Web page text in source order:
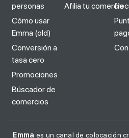
personas
Cómo usar
Emma (old)
Conversión a
tasa cero
Promociones
Búscador de
comercios
Afilia tu comercio
Emma es un canal de colocación